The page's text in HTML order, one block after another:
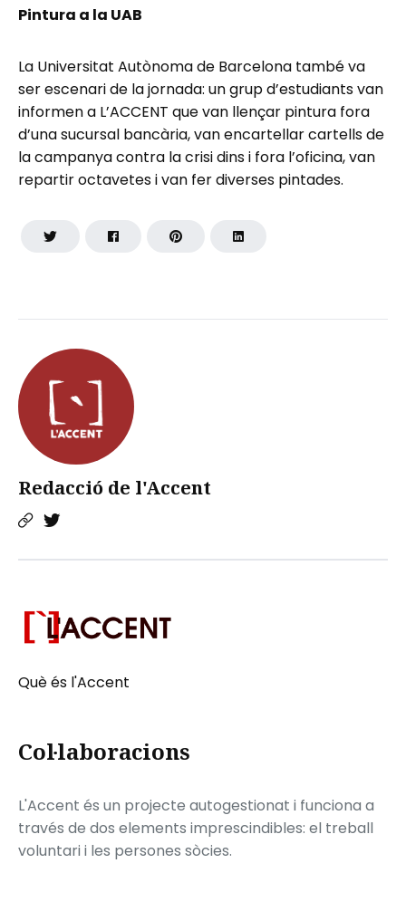
Redacció de l'Accent
Pintura a la UAB
La Universitat Autònoma de Barcelona també va
ser escenari de la jornada: un grup d’estudiants van
informen a L’ACCENT que van llençar pintura fora
d’una sucursal bancària, van encartellar cartells de
la campanya contra la crisi dins i fora l’oficina, van
repartir octavetes i van fer diverses pintades.
Què és l'Accent
Col·laboracions
L'Accent és un projecte autogestionat i funciona a
través de dos elements imprescindibles: el treball
voluntari i les persones sòcies.